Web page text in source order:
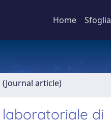
Home Sfoglia
article)
di